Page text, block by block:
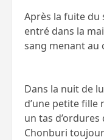
Après la fuite du
entré dans la
sang menant au
Dans la nuit de
d’une petite fille
un tas
Chonburi